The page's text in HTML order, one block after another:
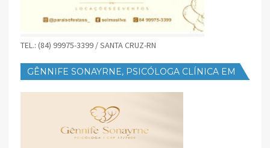
TEL.: (84) 99975-3399 / SANTA CRUZ-RN
GÊNNIFE SONAYRNE, PSICÓLOGA CLÍNICA EM